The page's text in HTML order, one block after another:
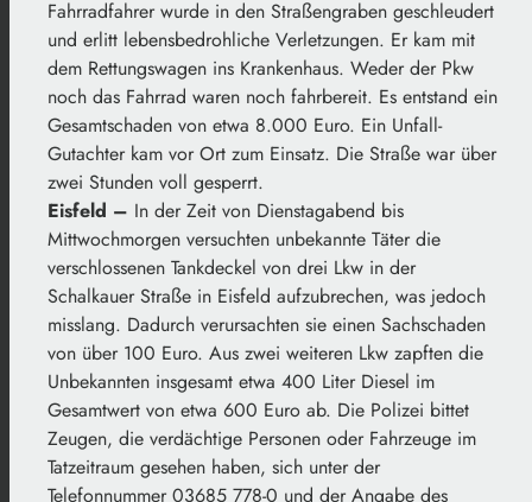
Fahrradfahrer wurde in den Straßengraben geschleudert
und erlitt lebensbedrohliche Verletzungen. Er kam mit
dem Rettungswagen ins Krankenhaus. Weder der Pkw
noch das Fahrrad waren noch fahrbereit. Es entstand ein
Gesamtschaden von etwa 8.000 Euro. Ein Unfall-
Gutachter kam vor Ort zum Einsatz. Die Straße war über
zwei Stunden voll gesperrt.
Eisfeld – In der Zeit von Dienstagabend bis
Mittwochmorgen versuchten unbekannte Täter die
verschlossenen Tankdeckel von drei Lkw in der
Schalkauer Straße in Eisfeld aufzubrechen, was jedoch
misslang. Dadurch verursachten sie einen Sachschaden
von über 100 Euro. Aus zwei weiteren Lkw zapften die
Unbekannten insgesamt etwa 400 Liter Diesel im
Gesamtwert von etwa 600 Euro ab. Die Polizei bittet
Zeugen, die verdächtige Personen oder Fahrzeuge im
Tatzeitraum gesehen haben, sich unter der
Telefonnummer 03685 778-0 und der Angabe des